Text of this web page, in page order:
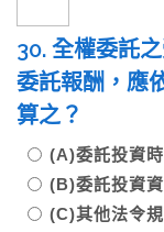
30. 全權委託
委託報酬，應
算之？
(A)委託投資
(B)委託投資
(C)其他法令